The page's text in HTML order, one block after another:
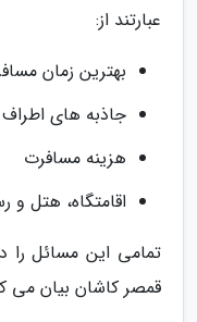
عبارتند از:
بهترین زمان
جاذبه های اطراف
هزینه مسافرت
اقامتگاه، هتل و
تمامی این مسائل را
قمصر کاشان بیان می